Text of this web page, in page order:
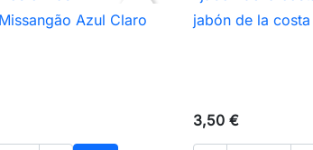
favorite_border
 Vista rápidaAzul Claro  Vista
jabón de la costa
3,50 €